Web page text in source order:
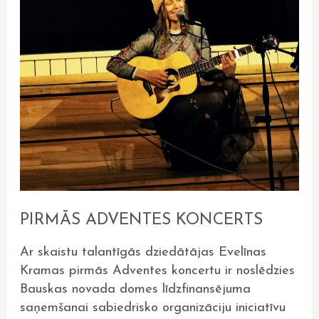
PIRMĀS ADVENTES KONCERTS
Ar skaistu talantīgās dziedātājas Evelīnas
Kramas pirmās Adventes koncertu ir noslēdzies
Bauskas novada domes līdzfinansējuma
saņemšanai sabiedrisko organizāciju iniciatīvu